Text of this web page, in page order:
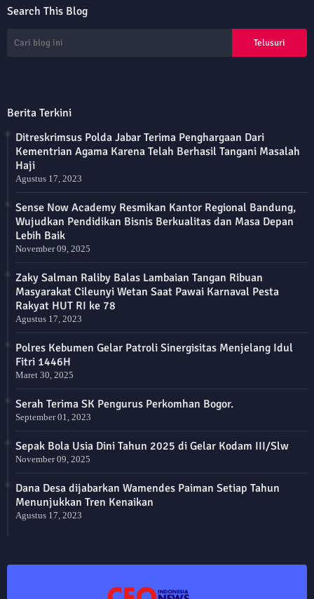
Search This Blog
Berita Terkini
Ditreskrimsus Polda Jabar Terima Penghargaan Dari
Kementrian Agama Karena Telah Berhasil Tangani Masalah
Haji
Agustus 17, 2023
Sense Now Academy Resmikan Kantor Regional Bandung,
Wujudkan Pendidikan Bisnis Berkualitas dan Masa Depan
Lebih Baik
November 09, 2025
Zaky Salman Raliby Balas Lambaian Tangan Ribuan
Masyarakat Cileunyi Wetan Saat Pawai Karnaval Pesta
Rakyat HUT RI ke 78
Agustus 17, 2023
Polres Kebumen Gelar Patroli Sinergisitas Menjelang Idul
Fitri 1446H
Maret 30, 2025
Serah Terima SK Pengurus Perkomhan Bogor.
September 01, 2023
Sepak Bola Usia Dini Tahun 2025 di Gelar Kodam III/Slw
November 09, 2025
Dana Desa dijabarkan Wamendes Paiman Setiap Tahun
Menunjukkan Tren Kenaikan
Agustus 17, 2023